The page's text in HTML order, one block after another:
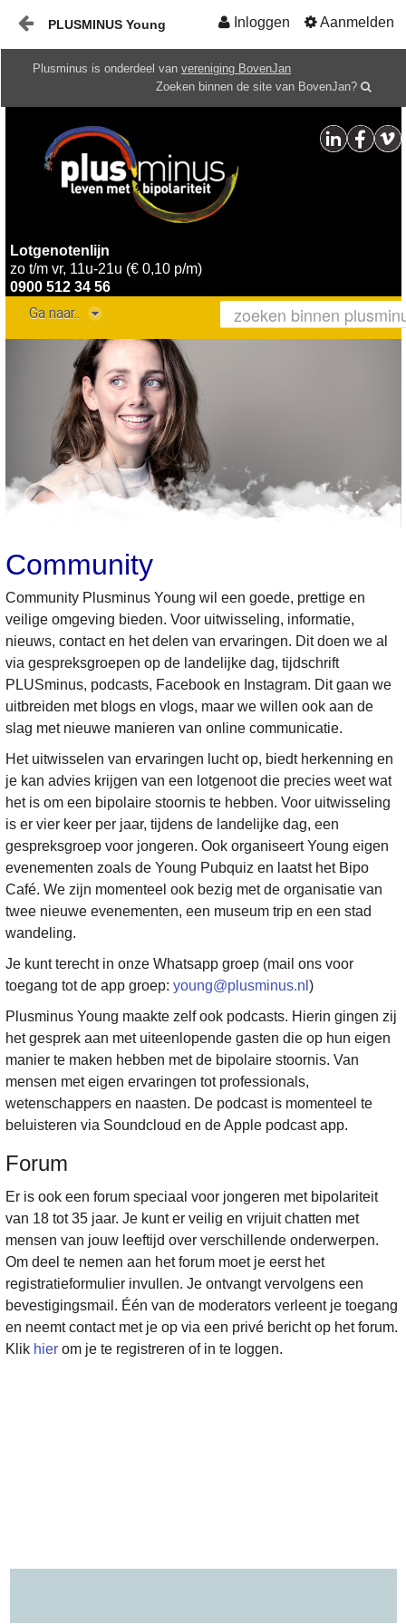
Inloggen Aanmelden
PLUSMINUS Young
Home
HOME
Plusminus is onderdeel van vereniging BovenJan
Zoeken binnen de site van BovenJan?
Lotgenotenlijn
zo t/m vr, 11u-21u (€ 0,10 p/m)
0900 512 34 56
Ga naar..
Community
Community Plusminus Young wil een goede, prettige en
veilige omgeving bieden. Voor uitwisseling, informatie,
nieuws, contact en het delen van ervaringen. Dit doen we al
via gespreksgroepen op de landelijke dag, tijdschrift
PLUSminus, podcasts, Facebook en Instagram. Dit gaan we
uitbreiden met blogs en vlogs, maar we willen ook aan de
slag met nieuwe manieren van online communicatie.
Het uitwisselen van ervaringen lucht op, biedt herkenning en
je kan advies krijgen van een lotgenoot die precies weet wat
het is om een bipolaire stoornis te hebben. Voor uitwisseling
is er vier keer per jaar, tijdens de landelijke dag, een
gespreksgroep voor jongeren. Ook organiseert Young eigen
evenementen zoals de Young Pubquiz en laatst het Bipo
Café. We zijn momenteel ook bezig met de organisatie van
twee nieuwe evenementen, een museum trip en een stad
wandeling.
Je kunt terecht in onze Whatsapp groep (mail ons voor
toegang tot de app groep: young@plusminus.nl )
Plusminus Young maakte zelf ook podcasts. Hierin gingen zij
het gesprek aan met uiteenlopende gasten die op hun eigen
manier te maken hebben met de bipolaire stoornis. Van
mensen met eigen ervaringen tot professionals,
wetenschappers en naasten. De podcast is momenteel te
beluisteren via Soundcloud en de Apple podcast app.
Forum
Er is ook een forum speciaal voor jongeren met bipolariteit
van 18 tot 35 jaar. Je kunt er veilig en vrijuit chatten met
mensen van jouw leeftijd over verschillende onderwerpen.
Om deel te nemen aan het forum moet je eerst het
registratieformulier invullen. Je ontvangt vervolgens een
bevestigingsmail. Één van de moderators verleent je toegang
en neemt contact met je op via een privé bericht op het forum.
Klik hier om je te registreren of in te loggen.